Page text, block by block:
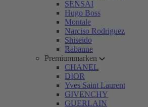
SENSAI
Hugo Boss
Montale
Narciso Rodriguez
Shiseido
Rabanne
Premiummarken
CHANEL
DIOR
Yves Saint Laurent
GIVENCHY
GUERLAIN